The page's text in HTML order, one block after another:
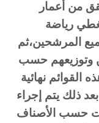
من أعمار
رياضة
المرشحين،ثم
وتوزيعهم حسب
القوائم نهائية
ذلك يتم إجراء
حسب الأصناف